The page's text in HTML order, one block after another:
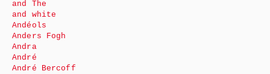
and The
and white
Andéols
Anders Fogh
Andra
André
André Bercoff